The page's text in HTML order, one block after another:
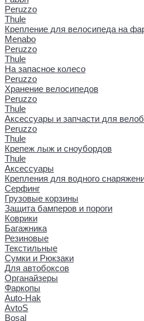
Peruzzo
Thule
Крепление для велосипеда на
Menabo
Peruzzo
Thule
На запасное колесо
Peruzzo
Хранение велосипедов
Peruzzo
Thule
Аксессуары и запчасти для
Peruzzo
Thule
Крепеж лыж и сноубордов
Thule
Аксессуары
Крепления для водного
Серфинг
Грузовые корзины
Защита бамперов и пороги
Коврики
Багажника
Резиновые
Текстильные
Сумки и Рюкзаки
Для автобоксов
Органайзеры
Фаркопы
Auto-Hak
AvtoS
Bosal